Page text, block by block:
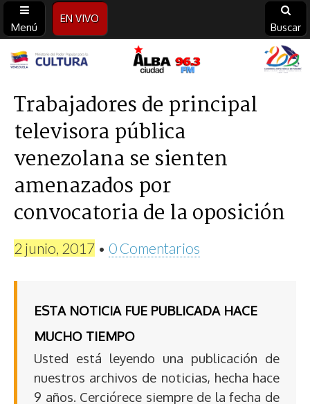
Menú
EN VIVO
Buscar
Alba
Ciudad
96.3
FM
Trabajadores de principal
televisora pública
venezolana se sienten
amenazados por
convocatoria de la oposición
2 junio, 2017 • 0 Comentarios
ESTA NOTICIA FUE PUBLICADA HACE
MUCHO TIEMPO
Usted está leyendo una publicación de
nuestros archivos de noticias, hecha hace
9 años. Cerciórece siempre de la fecha de